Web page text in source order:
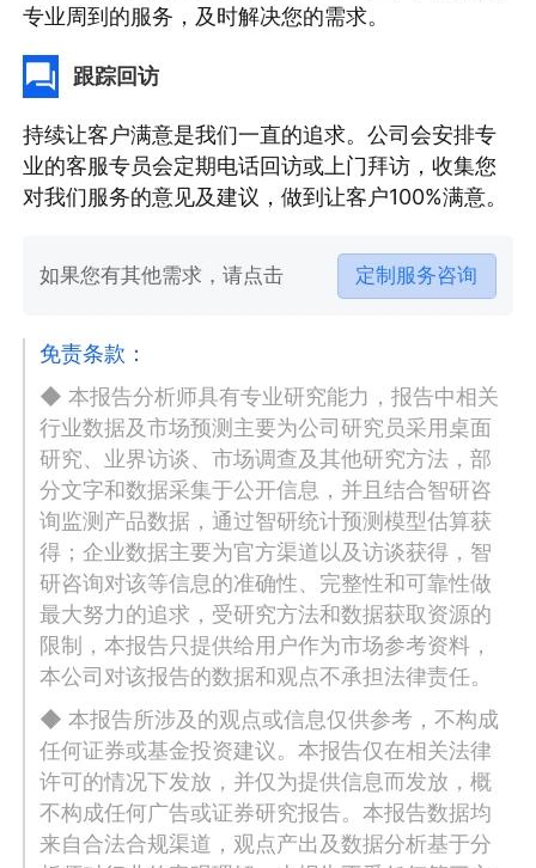
专业周到的服务，及时解决您的需求。
跟踪回访
持续让客户满意是我们一直的追求。公司会安排专
业的客服专员会定期电话回访或上门拜访，收集您
对我们服务的意见及建议，做到让客户100%满意。
如果您有其他需求，请点击 定制服务咨询
免责条款：
◆ 本报告分析师具有专业研究能力，报告中相关
行业数据及市场预测主要为公司研究员采用桌面
研究、业界访谈、市场调查及其他研究方法，部
分文字和数据采集于公开信息，并且结合智研咨
询监测产品数据，通过智研统计预测模型估算获
得；企业数据主要为官方渠道以及访谈获得，智
研咨询对该等信息的准确性、完整性和可靠性做
最大努力的追求，受研究方法和数据获取资源的
限制，本报告只提供给用户作为市场参考资料，
本公司对该报告的数据和观点不承担法律责任。
◆ 本报告所涉及的观点或信息仅供参考，不构成
任何证券或基金投资建议。本报告仅在相关法律
许可的情况下发放，并仅为提供信息而发放，概
不构成任何广告或证券研究报告。本报告数据均
来自合法合规渠道，观点产出及数据分析基于分